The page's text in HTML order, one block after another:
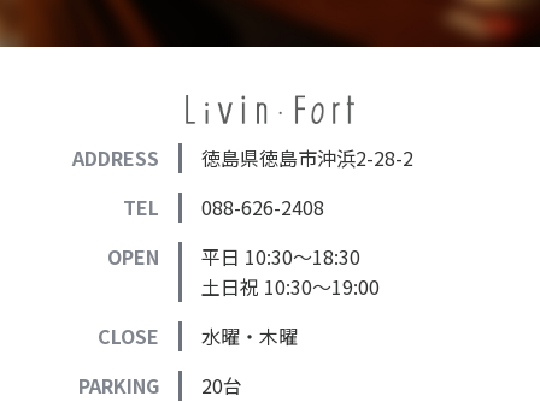
ADDRESS
徳島県徳島市沖浜2-28-2
TEL
088-626-2408
OPEN
平日 10:30～18:30
土日祝 10:30～19:00
CLOSE
水曜・木曜
PARKING
20台